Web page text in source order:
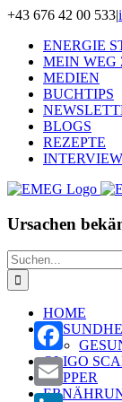
Zum
springen
+43 676 42 00 533|
ENERGIE
MEIN WEG
MEDIEN
BUCHTIPS
BLOGS
REZEPTE
INTERVIEW
Ursachen
Suche
nach:
HOME
OLIGO
ZAPPER
Facebook